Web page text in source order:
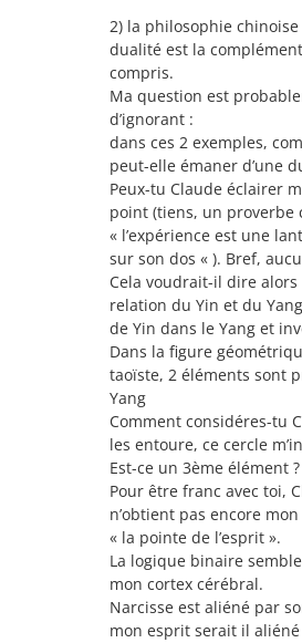
2) la philosophie
dualité est la
compris.
Ma question est
d’ignorant :
dans ces 2 exemples,
peut-elle émaner d’une
Peux-tu Claude éclairer
point (tiens, un proverbe
« l’expérience est une
sur son dos « ). Bref,
Cela voudrait-il dire alors
relation du Yin et du
de Yin dans le Yang et
Dans la figure
taoïste, 2 éléments sont
Yang
Comment considéres-tu
les entoure, ce cercle
Est-ce un 3ème élément ?
Pour être franc avec toi,
n’obtient pas encore
« la pointe de l’esprit ».
La logique binaire
mon cortex cérébral.
Narcisse est aliéné par
mon esprit serait il